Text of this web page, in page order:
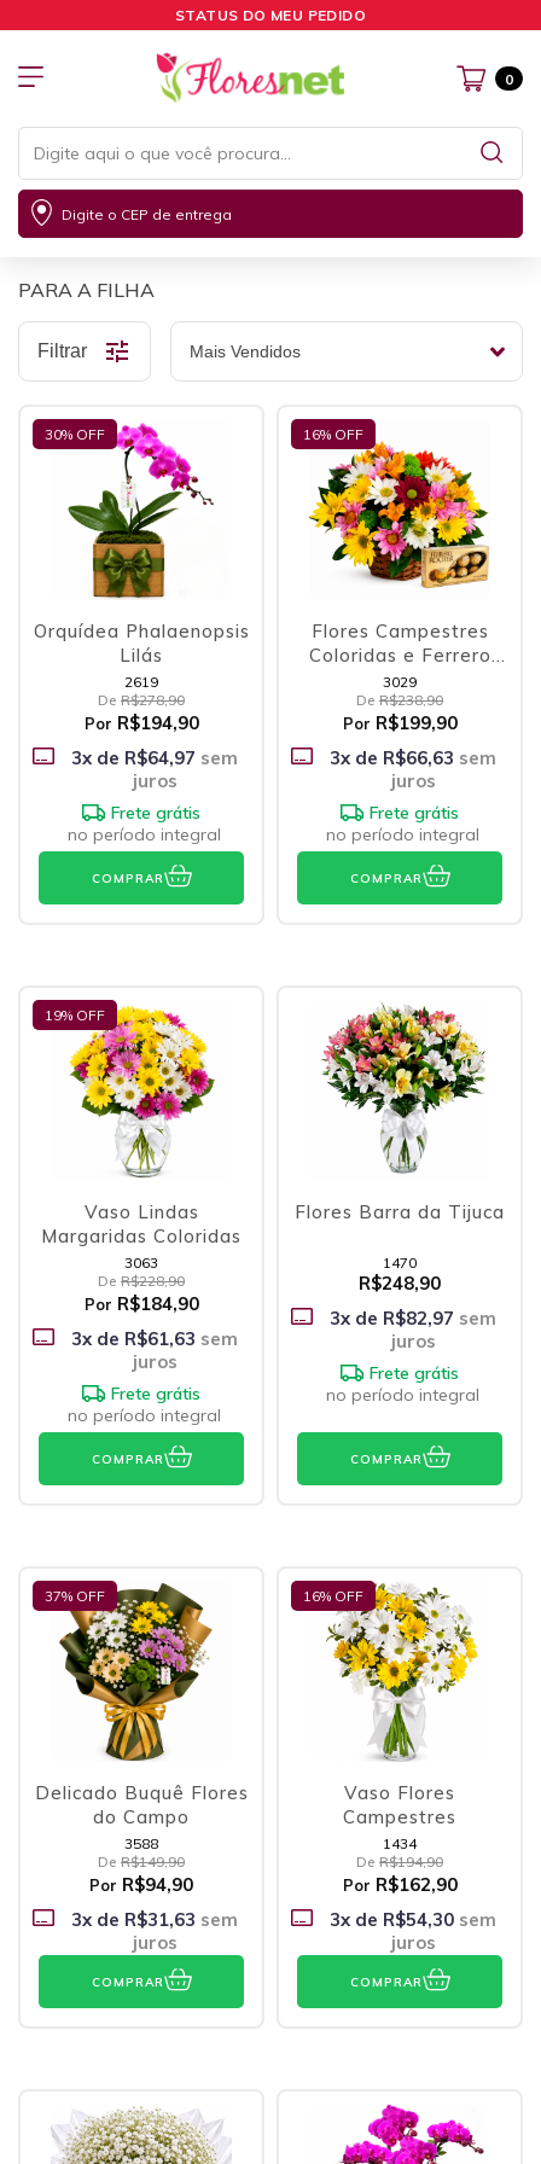
STATUS DO MEU PEDIDO
0
Digite o CEP de entrega
PARA A FILHA
Filtrar
30% OFF
Orquídea Phalaenopsis
Lilás
2619
De R$278,90
Por R$194,90
3x de R$64,97 sem
juros
Frete grátis
no período integral
COMPRAR
16% OFF
Flores Campestres
Coloridas e Ferrero
Rocher
3029
De R$238,90
Por R$199,90
3x de R$66,63 sem
juros
Frete grátis
no período integral
COMPRAR
19% OFF
Vaso Lindas
Margaridas Coloridas
3063
De R$228,90
Por R$184,90
3x de R$61,63 sem
juros
Frete grátis
no período integral
COMPRAR
Flores Barra da Tijuca
1470
R$248,90
3x de R$82,97 sem
juros
Frete grátis
no período integral
COMPRAR
37% OFF
Delicado Buquê Flores
do Campo
3588
De R$149,90
Por R$94,90
3x de R$31,63 sem
juros
COMPRAR
16% OFF
Vaso Flores
Campestres
1434
De R$194,90
Por R$162,90
3x de R$54,30 sem
juros
COMPRAR